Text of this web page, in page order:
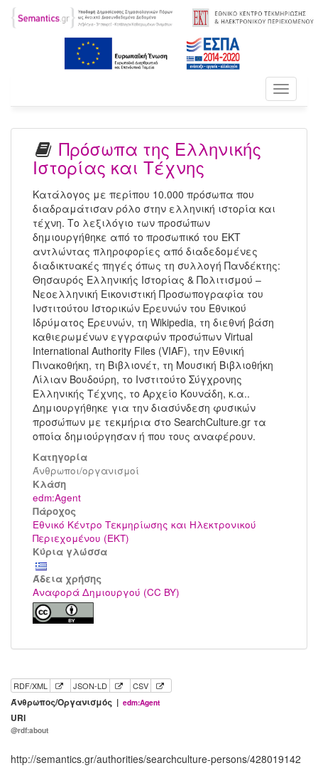
Toggle
Πρόσωπα της Ελληνικής
Ιστορίας και Τέχνης
Κατάλογος με περίπου 10.000 πρόσωπα που
διαδραμάτισαν ρόλο στην ελληνική ιστορία και
τέχνη. Το λεξιλόγιο των προσώπων
δημιουργήθηκε από το προσωπικό του ΕΚΤ
αντλώντας πληροφορίες από διαδεδομένες
διαδικτυακές πηγές όπως τη συλλογή Πανδέκτης:
Θησαυρός Ελληνικής Ιστορίας & Πολιτισμού –
Νεοελληνική Εικονιστική Προσωπογραφία του
Ινστιτούτου Ιστορικών Ερευνών του Εθνικού
Ιδρύματος Ερευνών, τη Wikipedia, τη διεθνή βάση
καθιερωμένων εγγραφών προσώπων Virtual
International Authority Files (VIAF), την Εθνική
Πινακοθήκη, τη Βιβλιονέτ, τη Μουσική Βιβλιοθήκη
Λίλιαν Βουδούρη, το Ινστιτούτο Σύγχρονης
Ελληνικής Τέχνης, το Αρχείο Κουνάδη, κ.α..
Δημιουργήθηκε για την διασύνδεση φυσικών
προσώπων με τεκμήρια στο SearchCulture.gr τα
οποία δημιούργησαν ή που τους αναφέρουν.
Κατηγορία
Άνθρωποι/οργανισμοί
Kλάση
edm:Agent
Πάροχος
Εθνικό Κέντρο Τεκμηρίωσης και Ηλεκτρονικού
Περιεχομένου (ΕΚΤ)
Κύρια γλώσσα
Άδεια χρήσης
Αναφορά Δημιουργού (CC BY)
RDF/XML JSON-LD CSV
Άνθρωπος/Οργανισμός | edm:Agent
URI
@rdf:about
http://semantics.gr/authorities/searchculture-persons/428019142